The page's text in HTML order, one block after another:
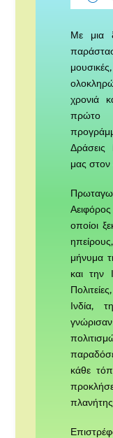
Με μια
χρονιά
πρώτο
Δράσεις
μας στον
Αειφόρος
οποίοι
μήνυμα
και την
Ινδία,
κάθε